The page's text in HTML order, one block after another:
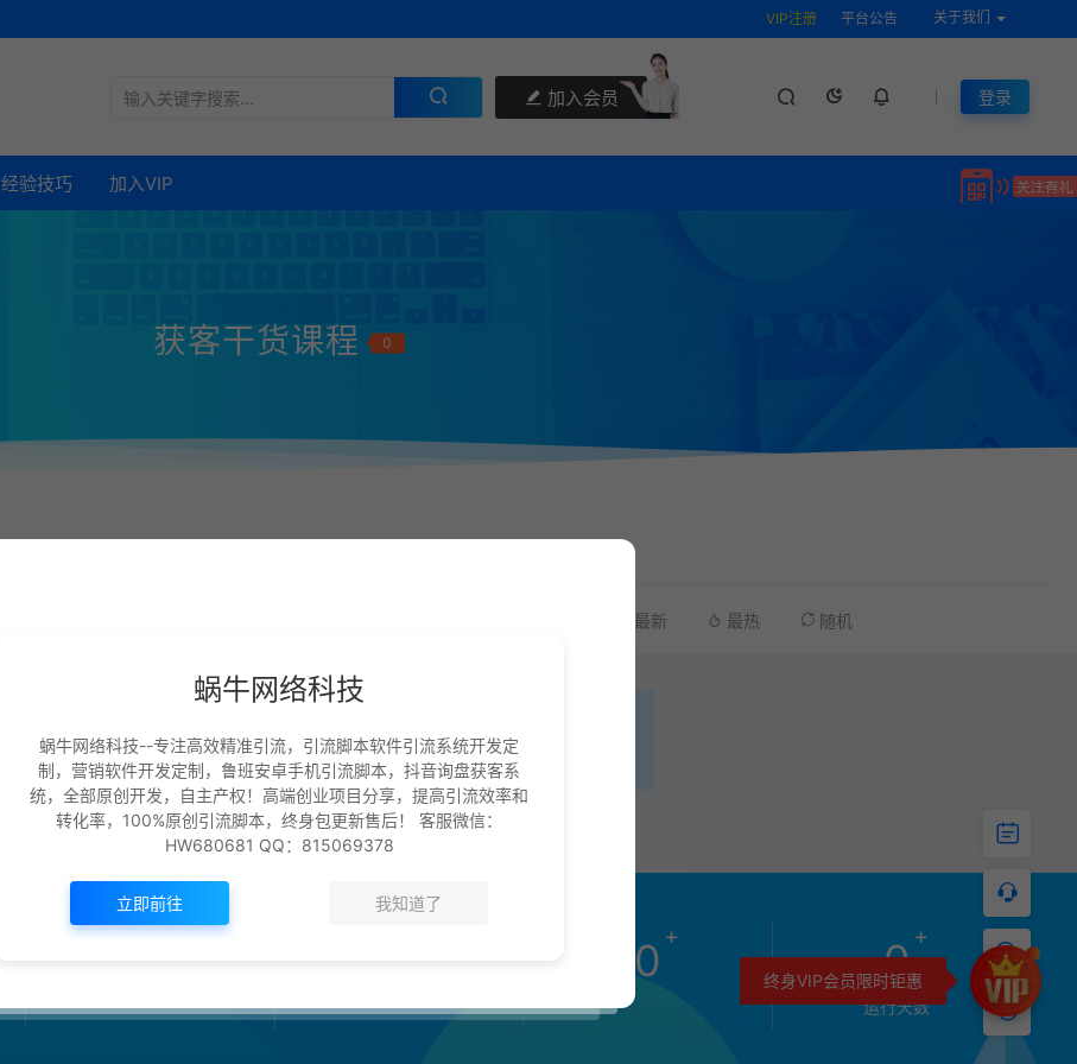
VIP注册 平台公告 关于我们
加入会员 登录
经验技巧 加入VIP
获客干货课程 0
最新 最热 随机
暂无内容！
终身VIP会员限时钜惠
+ 0 + 0+
运行天数
蜗牛网络科技
蜗牛网络科技--专注高效精准引流，引流脚本软件引流系统开发定
制，营销软件开发定制，鲁班安卓手机引流脚本，抖音询盘获客系
统，全部原创开发，自主产权！高端创业项目分享，提高引流效率和
转化率，100%原创引流脚本，终身包更新售后！ 客服微信：
HW680681 QQ：815069378
立即前往 我知道了